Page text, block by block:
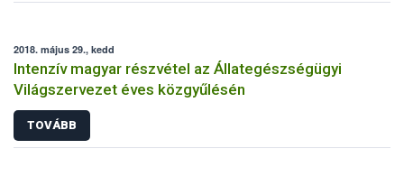
2018. május 29., kedd
Intenzív magyar részvétel az Állategészségügyi
Világszervezet éves közgyűlésén
TOVÁBB